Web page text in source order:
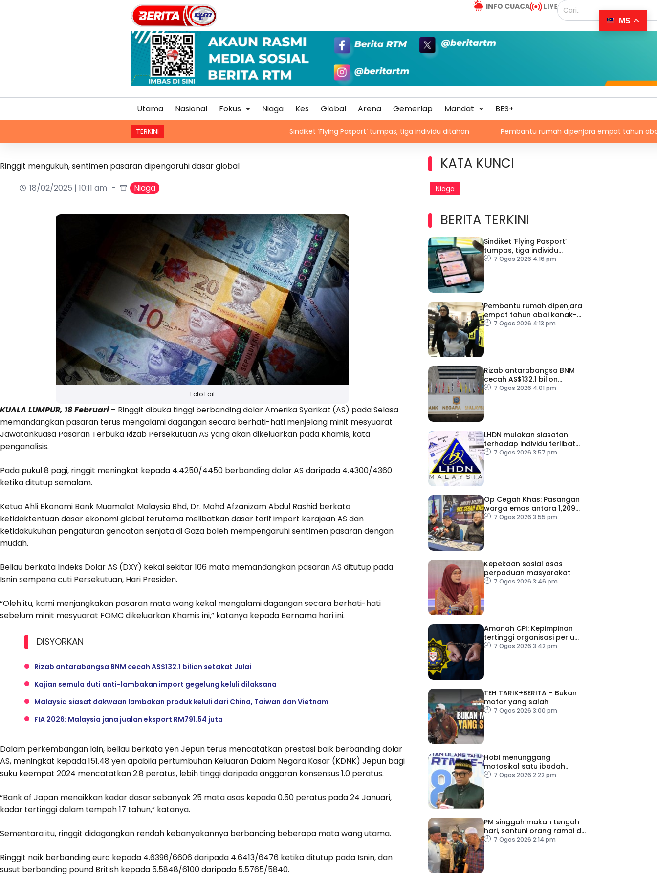
INFO CUACA
Utama Nasional Fokus Niaga Kes Global Arena Gemerlap Mandat BES+
TERKINI Sindiket ‘Flying Pasport’ tumpas, tiga individu ditahan Pembantu rumah dipenjara empat tahun abai kanak-
Ringgit mengukuh, sentimen pasaran dipengaruhi dasar global
18/02/2025 | 10:11 am
Niaga
Foto Fail
KUALA LUMPUR, 18 Februari– Ringgit dibuka tinggi berbanding dolar Amerika Syarikat (AS) pada Selasa
memandangkan pasaran terus mengalami dagangan secara berhati-hati menjelang minit mesyuarat
Jawatankuasa Pasaran Terbuka Rizab Persekutuan AS yang akan dikeluarkan pada Khamis, kata
penganalisis.
Pada pukul 8 pagi, ringgit meningkat kepada 4.4250/4450 berbanding dolar AS daripada 4.4300/4360
ketika ditutup semalam.
Ketua Ahli Ekonomi Bank Muamalat Malaysia Bhd, Dr. Mohd Afzanizam Abdul Rashid berkata
ketidaktentuan dasar ekonomi global terutama melibatkan dasar tarif import kerajaan AS dan
ketidakukuhan pengaturan gencatan senjata di Gaza boleh mempengaruhi sentimen pasaran dengan
mudah.
Beliau berkata Indeks Dolar AS (DXY) kekal sekitar 106 mata memandangkan pasaran AS ditutup pada
Isnin sempena cuti Persekutuan, Hari Presiden.
“Oleh itu, kami menjangkakan pasaran mata wang kekal mengalami dagangan secara berhati-hati
sebelum minit mesyuarat FOMC dikeluarkan Khamis ini,” katanya kepada Bernama hari ini.
DISYORKAN
Rizab antarabangsa BNM cecah AS$132.1 bilion setakat Julai
Kajian semula duti anti-lambakan import gegelung keluli dilaksana
Malaysia siasat dakwaan lambakan produk keluli dari China, Taiwan dan Vietnam
FIA 2026: Malaysia jana jualan eksport RM791.54 juta
Dalam perkembangan lain, beliau berkata yen Jepun terus mencatatkan prestasi baik berbanding dolar
AS, meningkat kepada 151.48 yen apabila pertumbuhan Keluaran Dalam Negara Kasar (KDNK) Jepun bagi
suku keempat 2024 mencatatkan 2.8 peratus, lebih tinggi daripada anggaran konsensus 1.0 peratus.
“Bank of Japan menaikkan kadar dasar sebanyak 25 mata asas kepada 0.50 peratus pada 24 Januari,
kadar tertinggi dalam tempoh 17 tahun,” katanya.
Sementara itu, ringgit didagangkan rendah kebanyakannya berbanding beberapa mata wang utama.
Ringgit naik berbanding euro kepada 4.6396/6606 daripada 4.6413/6476 ketika ditutup pada Isnin, dan
susut berbanding pound British kepada 5.5848/6100 daripada 5.5765/5840.
KATA KUNCI
Niaga
BERITA TERKINI
Sindiket ‘Flying Pasport’
tumpas, tiga individu
ditahan
7 Ogos 2026 4:16 pm
Pembantu rumah dipenjara
empat tahun abai kanak-
kanak hingga lemas
7 Ogos 2026 4:13 pm
Rizab antarabangsa BNM
cecah AS$132.1 bilion
setakat Julai
7 Ogos 2026 4:01 pm
LHDN mulakan siasatan
terhadap individu terlibat
dalam Laporan RCI TH
7 Ogos 2026 3:57 pm
Op Cegah Khas: Pasangan
warga emas antara 1,209
individu positif dadah
7 Ogos 2026 3:55 pm
Kepekaan sosial asas
perpaduan masyarakat
7 Ogos 2026 3:46 pm
Amanah CPI: Kepimpinan
tertinggi organisasi perlu
pacu reformasi radikal
7 Ogos 2026 3:42 pm
TEH TARIK+BERITA – Bukan
motor yang salah
7 Ogos 2026 3:00 pm
Hobi menunggang
motosikal satu ibadah
sekiranya dilakukan dengan
7 Ogos 2026 2:22 pm
PM singgah makan tengah
hari, santuni orang ramai di
Alor Gajah
7 Ogos 2026 2:14 pm
MS